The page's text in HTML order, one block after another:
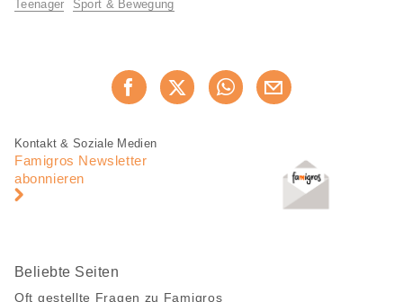
Informationen
Teenager Sport & Bewegung
Jetzt weiterempfehlen
Fusszeile
Fusszeile
Navigation
Kontakt & Soziale Medien
Famigros Newsletter
abonnieren
Beliebte Seiten
Oft gestellte Fragen zu Famigros